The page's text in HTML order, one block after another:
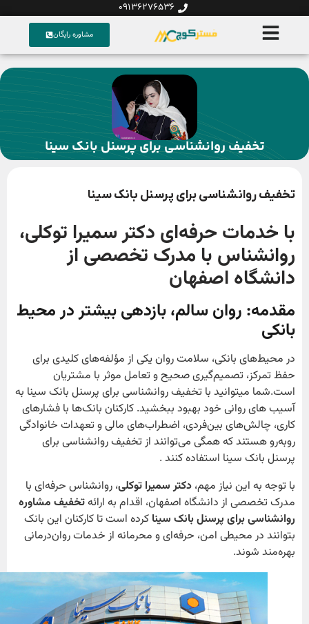
09136276536
مشاوره رایگان
تخفیف روانشناسی برای پرسنل بانک سینا
تخفیف روانشناسی برای پرسنل بانک سینا
با خدمات حرفه‌ای دکتر سمیرا توکلی،
روانشناس با مدرک تخصصی از
دانشگاه اصفهان
مقدمه: روان سالم، بازدهی بیشتر در محیط
بانکی
در محیط‌های بانکی، سلامت روان یکی از مؤلفه‌های کلیدی برای
حفظ تمرکز، تصمیم‌گیری صحیح و تعامل موثر با مشتریان
است.شما میتوانید با تخفیف روانشناسی برای پرسنل بانک سینا به
آسیب های روانی خود بهبود ببخشید. کارکنان بانک‌ها با فشارهای
کاری، چالش‌های بین‌فردی، اضطراب‌های مالی و تعهدات خانوادگی
روبه‌رو هستند که همگی می‌توانند از تخفیف روانشناسی برای
پرسنل بانک سینا استفاده کنند .
با توجه به این نیاز مهم،دکتر سمیرا توکلی، روانشناس حرفه‌ای با
مدرک تخصصی از دانشگاه اصفهان، اقدام به ارائهتخفیف مشاوره
روانشناسی برای پرسنل بانک سیناکرده است تا کارکنان این بانک
بتوانند در محیطی امن، حرفه‌ای و محرمانه از خدمات روان‌درمانی
بهره‌مند شوند.